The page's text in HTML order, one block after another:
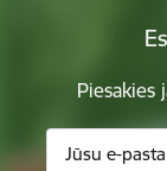
Piesakies